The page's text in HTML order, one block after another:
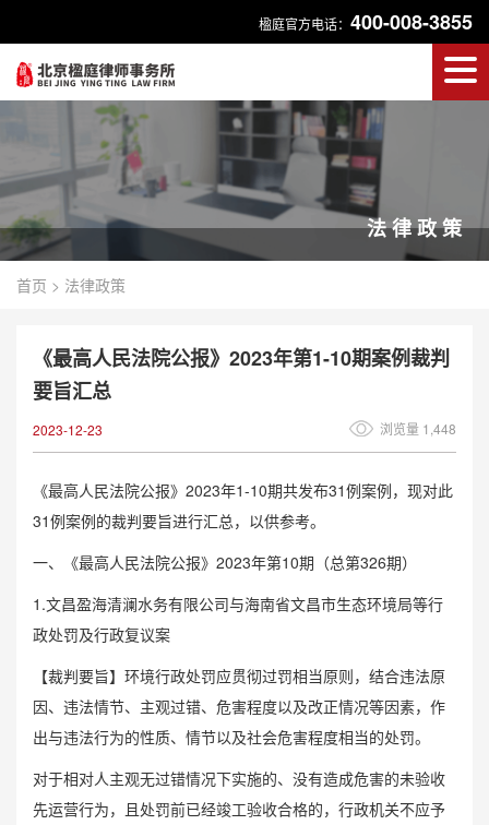
楹庭官方电话： 400-008-3855
法律政策
首页 > 法律政策
《最高人民法院公报》2023年第1-10期案例裁判
要旨汇总
2023-12-23 浏览量 1,448
《最高人民法院公报》2023年1-10期共发布31例案例，现对此
31例案例的裁判要旨进行汇总，以供参考。
一、《最高人民法院公报》2023年第10期（总第326期）
1.文昌盈海清澜水务有限公司与海南省文昌市生态环境局等行
政处罚及行政复议案
【裁判要旨】环境行政处罚应贯彻过罚相当原则，结合违法原
因、违法情节、主观过错、危害程度以及改正情况等因素，作
出与违法行为的性质、情节以及社会危害程度相当的处罚。
对于相对人主观无过错情况下实施的、没有造成危害的未验收
先运营行为，且处罚前已经竣工验收合格的，行政机关不应予